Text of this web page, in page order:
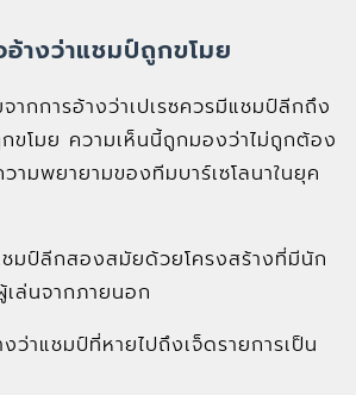
างว่าแชมป์ถูกขโมย
ากการอ้างว่าเปเรซควรมีแชมป์ลีกถึง
ขโมย ความเห็นนี้ถูกมองว่าไม่ถูกต้อง
ามพยายามของทีมบาร์เซโลนาในยุค
ชมป์ลีกสองสมัยด้วยโครงสร้างที่มีนัก
เล่นจากภายนอก
ว่าแชมป์ที่หายไปถึงเจ็ดรายการเป็น